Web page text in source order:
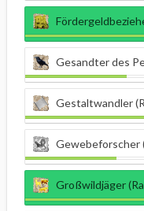
Gesandter des
Gestaltwandler
Gewebeforscher
Großwildjäger